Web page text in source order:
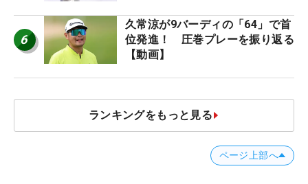
6
久常涼が9バーディの「64」で首
位発進！ 圧巻プレーを振り返る
【動画】
ランキングをもっと見る
ページ上部へ